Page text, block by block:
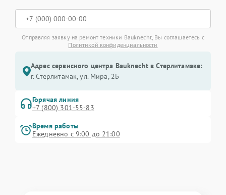
Отправляя заявку на ремонт техники Bauknecht, Вы соглашаетесь с
Политикой конфиденциальности
Адрес сервисного центра Bauknecht в Стерлитамаке:
г. Стерлитамак, ул. Мира, 2Б
Горячая линия
+7 (800) 301-55-83
Время работы
Ежедневно с 9:00 до 21:00